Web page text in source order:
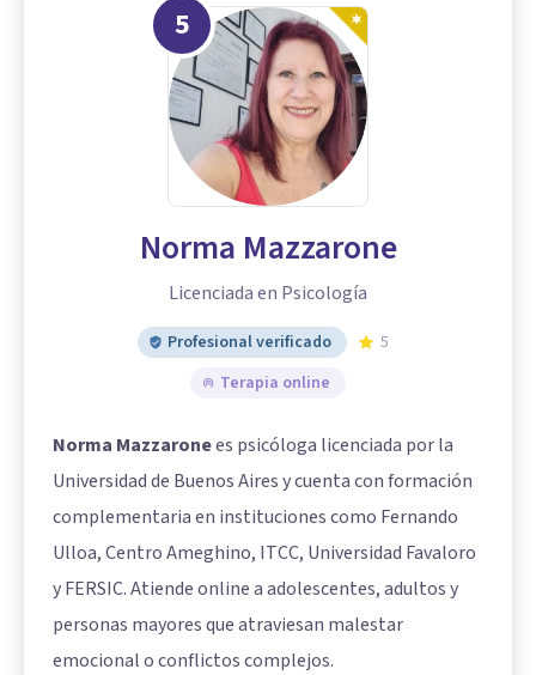
5
Norma Mazzarone
Licenciada en Psicología
Profesional verificado
5
Terapia online
Norma Mazzaronees psicóloga licenciada por la
Universidad de Buenos Aires y cuenta con formación
complementaria en instituciones como Fernando
Ulloa, Centro Ameghino, ITCC, Universidad Favaloro
y FERSIC. Atiende online a adolescentes, adultos y
personas mayores que atraviesan malestar
emocional o conflictos complejos.